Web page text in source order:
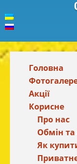
Головна
Акції
Корисне
Про нас
Обмін
Як